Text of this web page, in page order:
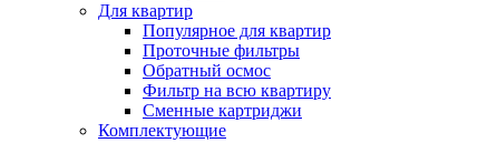
Для квартир
Популярное для квартир
Проточные фильтры
Обратный осмос
Фильтр на всю квартиру
Сменные картриджи
Комплектующие